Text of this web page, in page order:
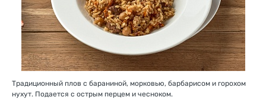
Традиционный плов с бараниной, морковью, барбарисом и горохом
нухут. Подается с острым перцем и чесноком.